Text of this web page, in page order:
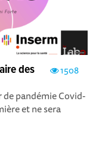
1508
des
pandémie Covid-
et ne sera